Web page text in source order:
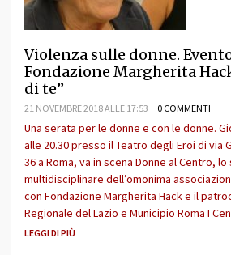
Violenza sulle donne.
Fondazione Margherita Hack
di te”
21 NOVEMBRE 2018 ALLE 17:53 0 COMMENTI
Una serata per le donne e con le donne.
alle 20.30 presso il Teatro degli Eroi di via
36 a Roma, va in scena Donne al Centro,
multidisciplinare dell’omonima
con Fondazione Margherita Hack e il
Regionale del Lazio e Municipio Roma I
LEGGI DI PIÙ